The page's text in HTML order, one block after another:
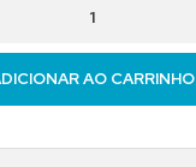
AO CARRINHO